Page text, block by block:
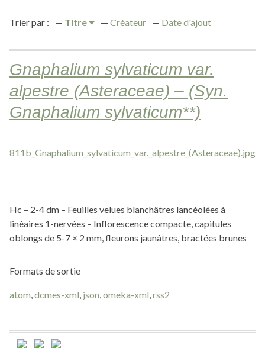
Trier par : Titre Créateur Date d'ajout
Gnaphalium sylvaticum var.
alpestre (Asteraceae) – (Syn.
Gnaphalium sylvaticum**)
Hc – 2-4 dm – Feuilles velues blanchâtres lancéolées à
linéaires 1-nervées – Inflorescence compacte, capitules
oblongs de 5-7 × 2 mm, fleurons jaunâtres, bractées brunes
Formats de sortie
atom,dcmes-xml, json,omeka-xml,rss2